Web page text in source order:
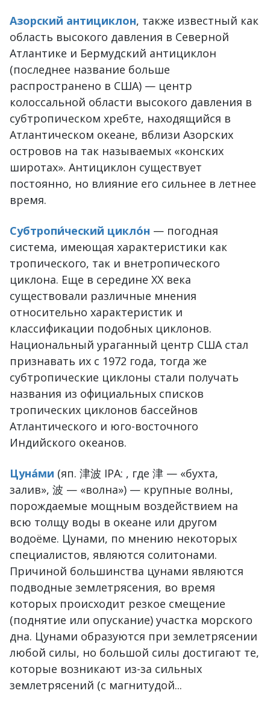
Азорский антициклон, также известный как
область высокого давления в Северной
Атлантике и Бермудский антициклон
(последнее название больше
распространено в США) — центр
колоссальной области высокого давления в
субтропическом хребте, находящийся в
Атлантическом океане, вблизи Азорских
островов на так называемых «конских
широтах». Антициклон существует
постоянно, но влияние его сильнее в летнее
время.
Субтропи́ческий цикло́н — погодная
система, имеющая характеристики как
тропического, так и внетропического
циклона. Еще в середине XX века
существовали различные мнения
относительно характеристик и
классификации подобных циклонов.
Национальный ураганный центр США стал
признавать их с 1972 года, тогда же
субтропические циклоны стали получать
названия из официальных списков
тропических циклонов бассейнов
Атлантического и юго-восточного
Индийского океанов.
Цуна́ми (яп. 津波 IPA: , где 津 — «бухта,
залив», 波 — «волна») — крупные волны,
порождаемые мощным воздействием на
всю толщу воды в океане или другом
водоёме. Цунами, по мнению некоторых
специалистов, являются солитонами.
Причиной большинства цунами являются
подводные землетрясения, во время
которых происходит резкое смещение
(поднятие или опускание) участка морского
дна. Цунами образуются при землетрясении
любой силы, но большой силы достигают те,
которые возникают из-за сильных
землетрясений (с магнитудой...